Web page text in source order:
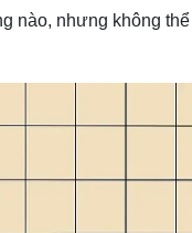
nào, nhưng không